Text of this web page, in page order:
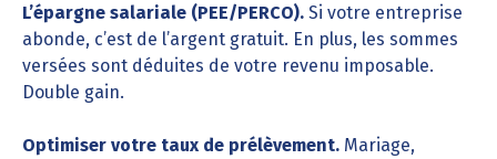
L’épargne salariale (PEE/PERCO). Si votre entreprise
abonde, c’est de l’argent gratuit. En plus, les sommes
versées sont déduites de votre revenu imposable.
Double gain.
Optimiser votre taux de prélèvement. Mariage,